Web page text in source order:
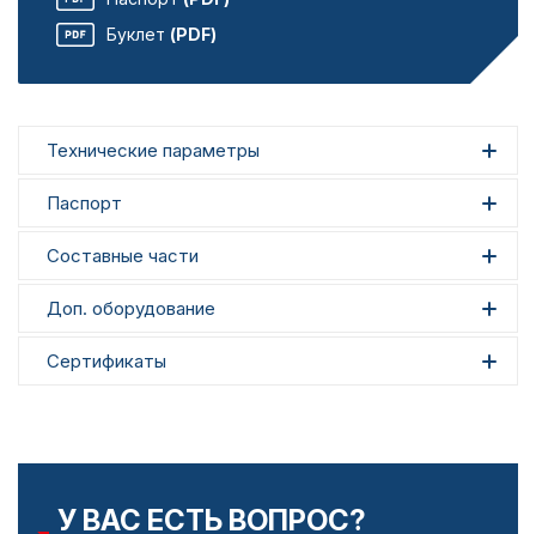
Буклет (PDF)
Технические параметры
Паспорт
Составные части
Доп. оборудование
Сертификаты
У ВАС ЕСТЬ ВОПРОС?